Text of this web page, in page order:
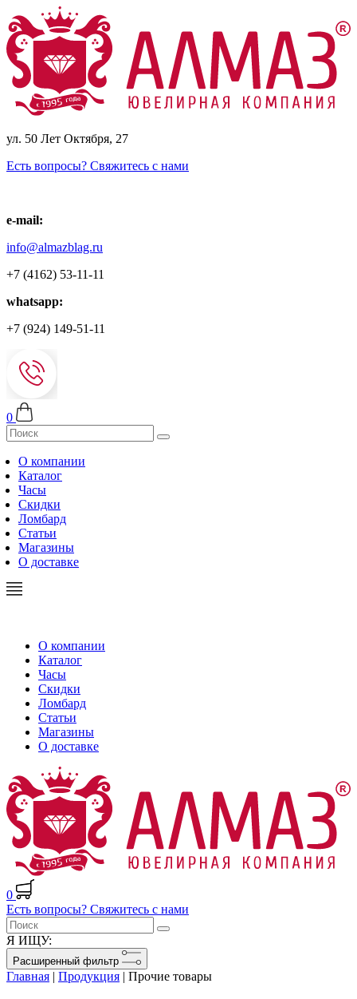
ул. 50 Лет Октября, 27
Есть вопросы? Свяжитесь с нами
e-mail:
info@almazblag.ru
+7 (4162) 53-11-11
whatsapp:
+7 (924) 149-51-11
0
О компании
Каталог
Часы
Скидки
Ломбард
Статьи
Магазины
О доставке
О компании
Каталог
Часы
Скидки
Ломбард
Статьи
Магазины
О доставке
0
Есть вопросы? Свяжитесь с нами
Я ИЩУ:
Расширенный фильтр
Главная | Продукция | Прочие товары